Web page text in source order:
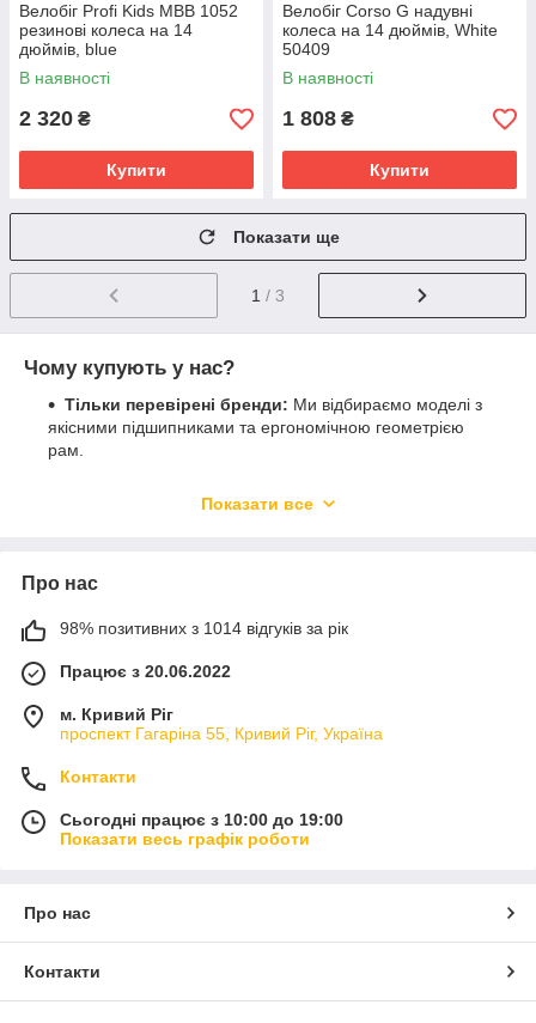
Велобіг Profi Kids MBB 1052
резинові колеса на 14
дюймів, blue
В наявності
2 320 ₴
Купити
Велобіг Corso G надувні
колеса на 14 дюймів, White
50409
В наявності
1 808 ₴
Купити
Показати ще
1 / 3
Чому купують у нас?
Тільки перевірені бренди: Ми відбираємо моделі з
якісними підшипниками та ергономічною геометрією
рам.
швидше!
Показати все
Про нас
98% позитивних з 1014 відгуків за рік
Працює з 20.06.2022
м. Кривий Ріг
проспект Гагаріна 55, Кривий Ріг, Україна
Контакти
Сьогодні працює з 10:00 до 19:00
Показати весь графік роботи
Про нас
Контакти